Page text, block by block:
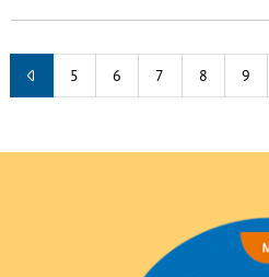
5 6 7 8 9